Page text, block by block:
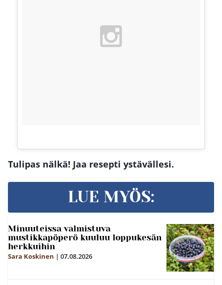
Tulipas nälkä! Jaa resepti ystävällesi.
LUE MYÖS:
Minuuteissa valmistuva
mustikkapöperö kuuluu loppukesän
herkkuihin
Sara Koskinen | 07.08.2026